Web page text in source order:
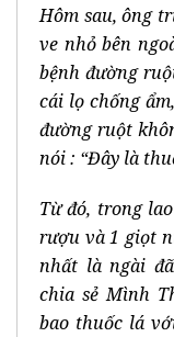
Hôm sau, ông
ve nhỏ bên
bệnh đường
cái lọ chống
đường ruột
nói : “Đây là
Từ đó, trong
rượu và 1 giọt
nhất là ngài
chia sẻ Mình
bao thuốc lá